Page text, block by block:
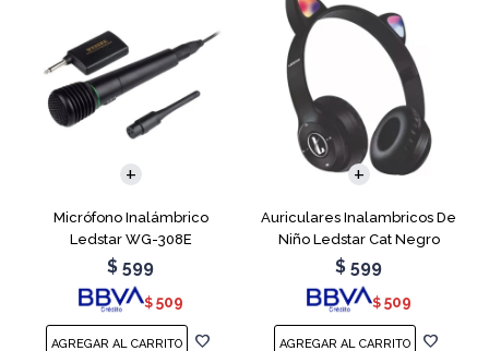
Micrófono Inalámbrico
Ledstar WG-308E
$ 599
$ 509
Auriculares Inalambricos De
Niño Ledstar Cat Negro
$ 599
$ 509